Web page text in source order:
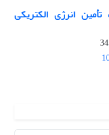
انرژی الکتریکی